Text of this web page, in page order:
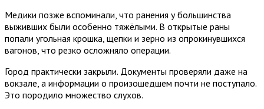
Медики позже вспоминали, что ранения у большинства
выживших были особенно тяжёлыми. В открытые раны
попали угольная крошка, щепки и зерно из опрокинувшихся
вагонов, что резко осложняло операции.
Город практически закрыли. Документы проверяли даже на
вокзале, а информации о произошедшем почти не поступало.
Это породило множество слухов.